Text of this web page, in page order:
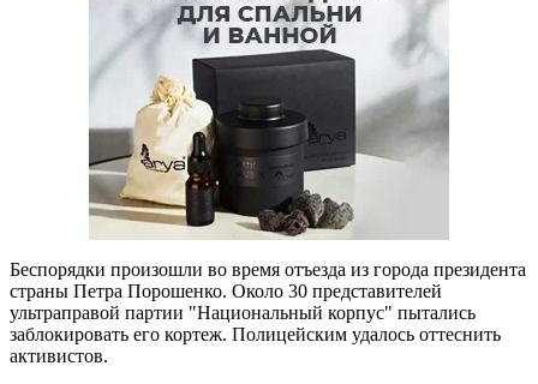
Беспорядки произошли во время отъезда из города президента
страны Петра Порошенко. Около 30 представителей
ультраправой партии "Национальный корпус" пытались
заблокировать его кортеж. Полицейским удалось оттеснить
активистов.